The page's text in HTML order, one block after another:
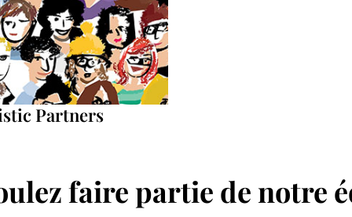
Partners
in over 150 language
»
faire partie de notre